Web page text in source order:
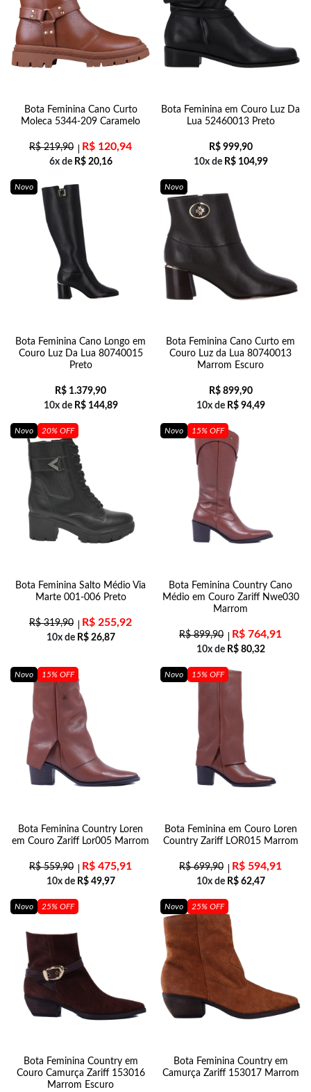
Bota Feminina Cano Curto
Moleca 5344-209 Caramelo
R$219,90 R$ 120,94
6x de R$20,16
Bota Feminina em Couro Luz Da
Lua 52460013 Preto
R$999,90
10x de R$104,99
Novo
Bota Feminina Cano Longo em
Couro Luz Da Lua 80740015
Preto
R$ 1.379,90
10x de R$144,89
Novo
Bota Feminina Cano Curto em
Couro Luz da Lua 80740013
Marrom Escuro
R$899,90
10x de R$94,49
Novo 20% OFF
Bota Feminina Salto Médio Via
Marte 001-006 Preto
R$319,90 R$ 255,92
10x de R$26,87
Novo 15% OFF
Bota Feminina Country Cano
Médio em Couro Zariff Nwe030
Marrom
R$899,90 R$ 764,91
10x de R$80,32
Novo 15% OFF
Bota Feminina Country Loren
em Couro Zariff Lor005 Marrom
R$559,90 R$ 475,91
10x de R$49,97
Novo 15% OFF
Bota Feminina em Couro Loren
Country Zariff LOR015 Marrom
R$699,90 R$ 594,91
10x de R$62,47
Novo 25% OFF
Bota Feminina Country em
Couro Camurça Zariff 153016
Marrom Escuro
Novo 25% OFF
Bota Feminina Country em
Camurça Zariff 153017 Marrom